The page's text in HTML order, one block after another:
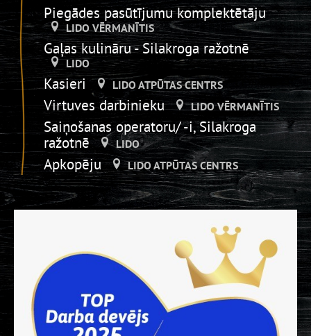
Piegādes pasūtījumu komplektētāju
LIDO VĒRMANĪTIS
Gaļas kulināru - Silakroga ražotnē
LIDO
Kasieri LIDO ATPŪTAS CENTRS
Virtuves darbinieku LIDO VĒRMANĪTIS
Saiņošanas operatoru/ -i, Silakroga
ražotnē
LIDO
Apkopēju LIDO ATPŪTAS CENTRS
Piegādes pasūtījumu komplektētāju
LIDO DZIRNAVAS
Ražošanas pavāru karstajā cehā,
LIDO
Bistro pārdevēju LIDO ATPŪTAS CENTRS
Trauku mazgātāju LIDO DZIRNAVAS
Iesaiņotājs _Silakrogā LIDO
Virtuves darbinieu - kartupeļu salmiņu